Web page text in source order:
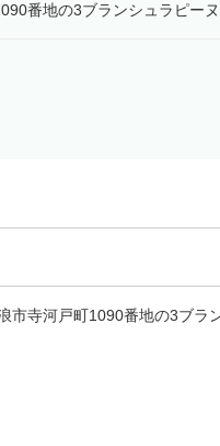
番地の3ブランシュラピー
市寺河戸町1090番地の3ブラ